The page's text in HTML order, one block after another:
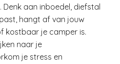
Denk aan inboedel, diefstal
hangt af van jouw
kostbaar je camper is.
naar je
je stress en